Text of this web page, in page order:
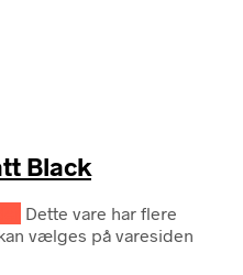
Black
Dette vare har flere
vælges på varesiden